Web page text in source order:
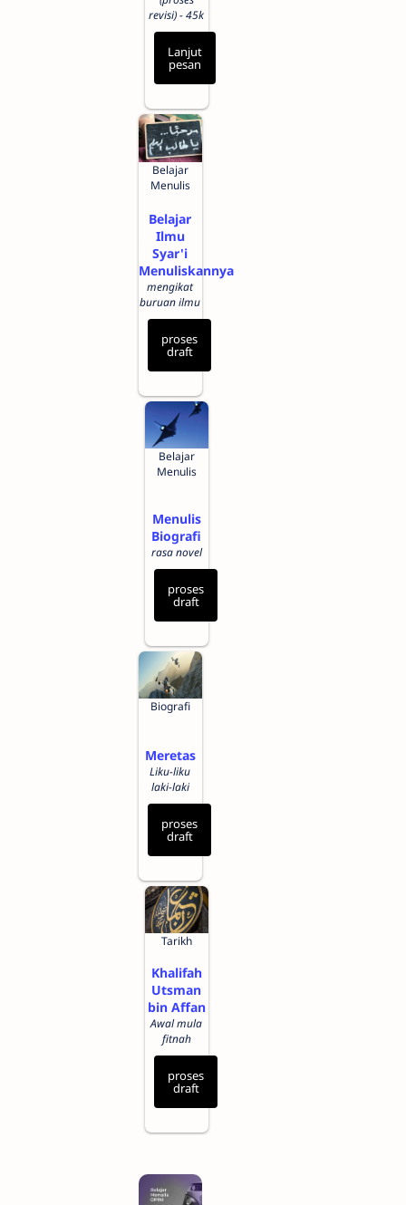
revisi) - 45k
Lanjut
pesan
Belajar
Menulis
Belajar
Ilmu
Syar'i
Menuliskannya
mengikat
buruan ilmu
proses
draft
Belajar
Menulis
Menulis
Biografi
rasa novel
proses
draft
Biografi
Meretas
Liku-liku
laki-laki
proses
draft
Tarikh
Khalifah
Utsman
bin Affan
Awal mula
fitnah
proses
draft